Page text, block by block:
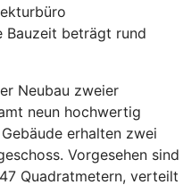
Bauzeit beträgt rund
Neubau zweier
neun hochwertig
erhalten zwei
Vorgesehen sind
Quadratmetern, verteilt